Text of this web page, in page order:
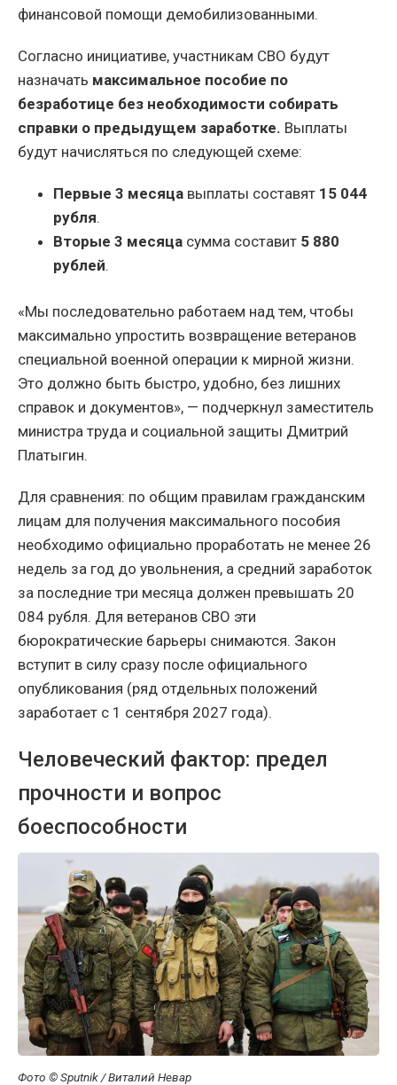
финансовой помощи демобилизованными.
Согласно инициативе, участникам СВО будут
назначать максимальное пособие по
безработице без необходимости собирать
справки о предыдущем заработке. Выплаты
будут начисляться по следующей схеме:
Первые 3 месяца выплаты составят 15 044
рубля.
Вторые 3 месяца сумма составит 5 880
рублей.
«Мы последовательно работаем над тем, чтобы
максимально упростить возвращение ветеранов
специальной военной операции к мирной жизни.
Это должно быть быстро, удобно, без лишних
справок и документов», — подчеркнул заместитель
министра труда и социальной защиты Дмитрий
Платыгин.
Для сравнения: по общим правилам гражданским
лицам для получения максимального пособия
необходимо официально проработать не менее 26
недель за год до увольнения, а средний заработок
за последние три месяца должен превышать 20
084 рубля. Для ветеранов СВО эти
бюрократические барьеры снимаются. Закон
вступит в силу сразу после официального
опубликования (ряд отдельных положений
заработает с 1 сентября 2027 года).
Человеческий фактор: предел
прочности и вопрос
боеспособности
Фото © Sputnik / Виталий Невар